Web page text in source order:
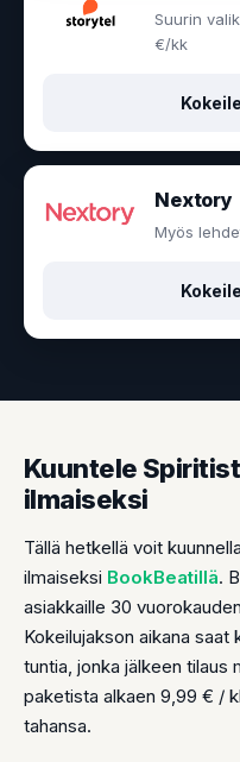
Suurin
€/kk
Nextory
Myös
Kuuntele
ilmaiseksi
Tällä hetkellä voit
ilmaiseksi BookBeatillä.
asiakkaille 30
Kokeilujakson aikana saat
tuntia, jonka jälkeen tilaus
paketista alkaen 9,99 € /
tahansa.